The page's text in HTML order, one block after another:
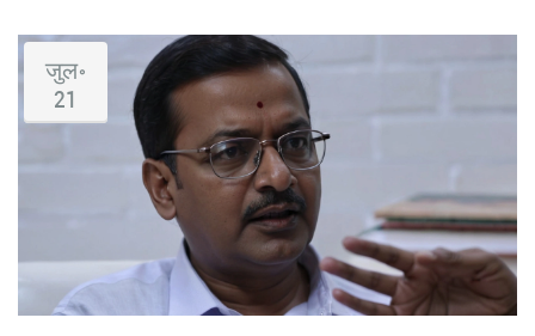
जुल॰
21